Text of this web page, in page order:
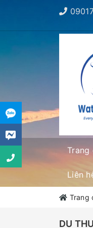
Trang
Liên
Trang
DU